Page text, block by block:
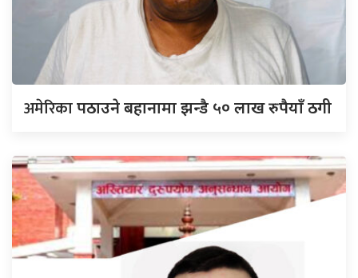
अमेरिकापठाउने बहानामा झन्डै ५० लाख रुपैयाँ ठगी